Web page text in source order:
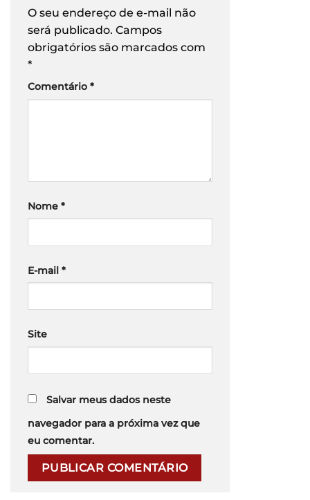
O seu endereço de e-mail não
será publicado. Campos
obrigatórios são marcados com
*
Comentário *
Nome *
E-mail *
Site
Salvar meus dados neste
navegador para a próxima vez que
eu comentar.